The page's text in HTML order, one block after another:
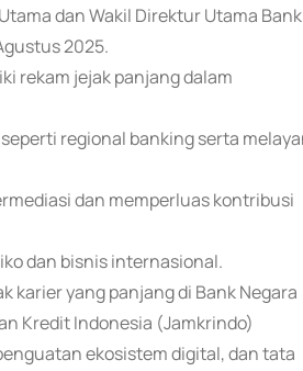
dan Wakil Direktur Utama Bank
2025.
rekam jejak panjang dalam
regional banking serta
dan memperluas kontribusi
dan bisnis internasional.
karier yang panjang di Bank Negara
Kredit Indonesia (Jamkrindo)
ekosistem digital, dan tata